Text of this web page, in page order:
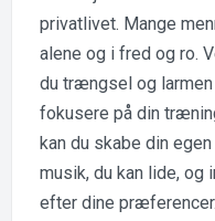
privatlivet. Mange
alene og i fred og ro.
du trængsel og
fokusere på din
kan du skabe din
musik, du kan lide,
efter dine præferencer.